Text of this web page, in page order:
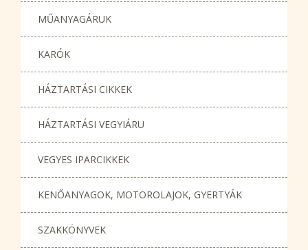
MŰANYAGÁRUK
KARÓK
HÁZTARTÁSI CIKKEK
HÁZTARTÁSI VEGYIÁRU
VEGYES IPARCIKKEK
KENŐANYAGOK, MOTOROLAJOK, GYERTYÁK
SZAKKÖNYVEK